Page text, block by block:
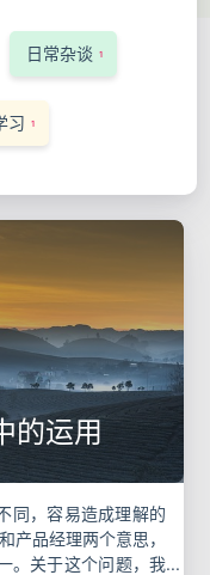
日常杂谈 1
习 1
的运用
同，容易造成理解的
产品经理两个意思，
。关于这个问题，我